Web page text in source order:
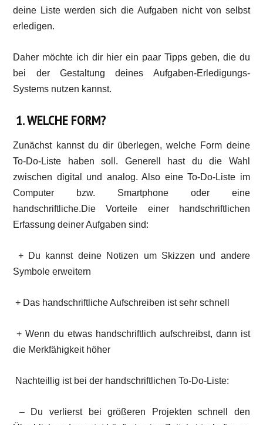
deine Liste werden sich die Aufgaben nicht von selbst
erledigen.
Daher möchte ich dir hier ein paar Tipps geben, die du
bei der Gestaltung deines Aufgaben-Erledigungs-
Systems nutzen kannst.
1. WELCHE FORM?
Zunächst kannst du dir überlegen, welche Form deine
To-Do-Liste haben soll. Generell hast du die Wahl
zwischen digital und analog. Also eine To-Do-Liste im
Computer bzw. Smartphone oder eine
handschriftliche.Die Vorteile einer handschriftlichen
Erfassung deiner Aufgaben sind:
+ Du kannst deine Notizen um Skizzen und andere
Symbole erweitern
+ Das handschriftliche Aufschreiben ist sehr schnell
+ Wenn du etwas handschriftlich aufschreibst, dann ist
die Merkfähigkeit höher
Nachteillig ist bei der handschriftlichen To-Do-Liste:
– Du verlierst bei größeren Projekten schnell den